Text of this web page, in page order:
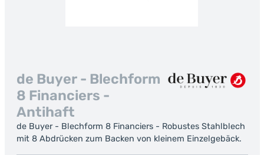
de Buyer - Blechform
8 Financiers -
Antihaft
de Buyer - Blechform 8 Financiers - Robustes Stahlblech
mit 8 Abdrücken zum Backen von kleinem Einzelgebäck.